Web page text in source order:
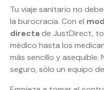
Tu viaje sanitario no
la burocracia. Con el
directade JustDirect,
médico hasta los
más sencillo y asequible.
seguro, sólo un equipo